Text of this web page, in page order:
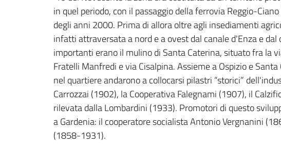
in quel periodo, con il passaggio della ferrovia Reggio-
degli anni 2000. Prima di allora oltre agli insediamenti
infatti attraversata a nord e a ovest dal canale d'Enza e
importanti erano il mulino di Santa Caterina, situato fra la
Fratelli Manfredi e via Cisalpina. Assieme a Ospizio e
nel quartiere andarono a collocarsi pilastri “storici”
Carrozzai (1902), la Cooperativa Falegnami (1907), il
rilevata dalla Lombardini (1933). Promotori di questo
a Gardenia: il cooperatore socialista Antonio Vergnanini
(1858-1931).